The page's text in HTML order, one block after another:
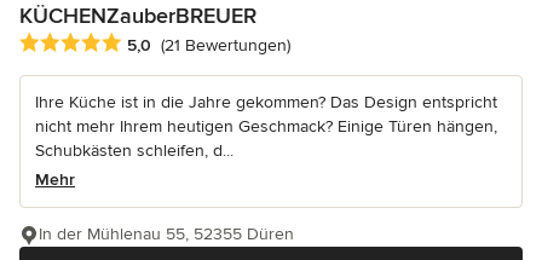
KÜCHENZauberBREUER
Durchschnittliche Bewertung: 5 von 5 Sternen
5,0 (21 Bewertungen)
Ihre Küche ist in die Jahre gekommen? Das Design entspricht
nicht mehr Ihrem heutigen Geschmack? Einige Türen hängen,
Schubkästen schleifen, d...
Mehr
In der Mühlenau 55, 52355 Düren